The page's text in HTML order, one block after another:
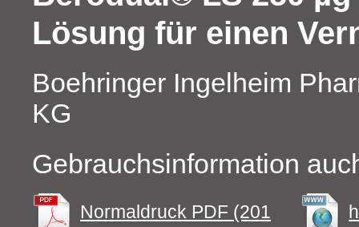
Lösung für einen
Boehringer Ingelheim
KG
Gebrauchsinformation
Normaldruck PDF (201